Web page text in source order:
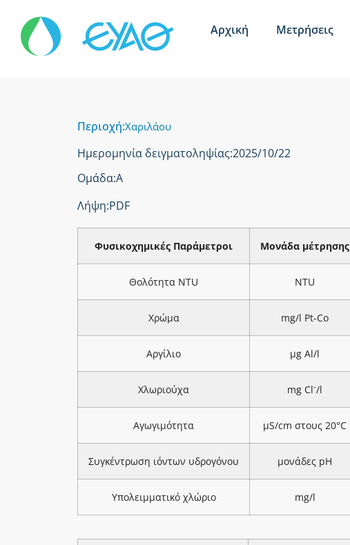
Αρχική Μετρήσεις
Περιοχή:Χαριλάου
Ημερομηνία δειγματοληψίας:2025/10/22
Ομάδα:Α
Λήψη:PDF
Φυσικοχημικές Παράμετροι Μονάδα μέτρησης
Θολότητα NTU NTU
Χρώμα mg/l Pt-Co
Αργίλιο μg Al/l
Χλωριούχα mg Cl-/l
Αγωγιμότητα μS/cm στους 20°C
Συγκέντρωση ιόντων υδρογόνου μονάδες pH
Υπολειμματικό χλώριο mg/l